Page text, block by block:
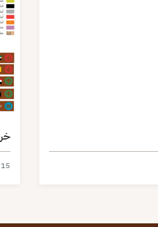
15 يوليو 2016